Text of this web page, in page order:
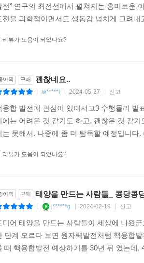
유럽공동체(EC · European Community)
장으로 1973년부터 설계를 시작해 1975
10월 13일, 지중해 한가운데 있는 스페
마요르카의 수도인 팔마를 떠나 프랑크푸
월 18일, 자정이 막 지난 시간, 서독 정부
대로, 1972년 뮌헨 올림픽 당시 검은 9월
, 이런 우여곡절 끝에 JET는 영국 옥스퍼
. (……) 1 억 UC는 대략 5000억 원에 해당
합의 JET, 미국의 TFTR, 소련의 T-15, 일
의 미래,
서 찾을까
하나를 덧붙인다면, 아마도 ‘전자가 움
화석연료를 줄이기로 했다. 석탄과 석
이 답을 찾거나 만들고 있다. 그런데 그런
는 사실이다.
발전은 힘들고 어려운 일이다. 수십 년 동
만, 우리는 이런 과학적 물음 외에 이런
때, 그럴 때는 서로 “으쌰으쌰”가 잘 된
면서부터다. 내가, 내 팀이 무엇을 차지
듯하자 회사가 만들어지고, 특허로 감추
이 앞다퉈 투자하는데, 그들이 인류애와
료하면서도 깊이 있게 설명해 주는 책은
고 구체적인 장치 설명과 함께 앞으로의
균 ((사)과학관과문화 대표, 《세상을 바꾼
명합니다. 핵융합 에너지를 실제로 이용
연구의 지난 백 년을 돌아보며 이제껏 알
니다.
수 (서울대 원자핵공학과 교수, 전 한국핵융
전” 연구의 최전선에서 펼쳐지는 흥미로운
전을 과학적이면서도 생동감 넘치게 그려
리뷰가 도움이 되었나요?
이책 구매 괜찮네요..
w*****l 2024-05-27 신고
융합 발전에 관심이 있어서고3 수행물리
에는 어려운 것 같기도 하고, 괜찮은 것 같
는 못해서. 나중에 좀 더 탐독할 예정입니다.
리뷰가 도움이 되었나요?
이책 구매 태양을 만드는 사람들_ 콩당콩
j******g 2024-02-19 신고
디어 태양을 만드는 사람들이 세상에 나왔
단계 오르다 보면 원자력발전처럼 핵융합
때 핵융합발전 예상하기를 30년 뒤 였는데